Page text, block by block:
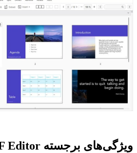
ویژگی‌های برجسته Systweak PDF Editor: